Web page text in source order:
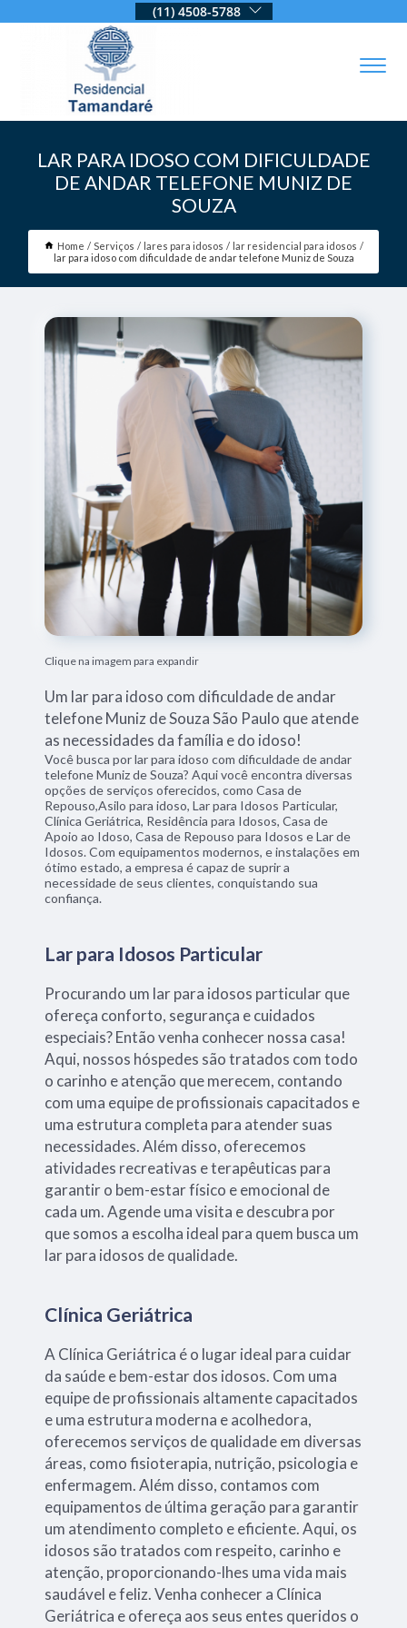
(11) 4508-5788
LAR PARA IDOSO COM DIFICULDADE
DE ANDAR TELEFONE MUNIZ DE
SOUZA
Home Serviços lares para idosos
lar residencial para idosos
lar para idoso com dificuldade de andar telefone Muniz de Souza
Clique na imagem para expandir
Um lar para idoso com dificuldade de andar
telefone Muniz de Souza São Paulo que atende
as necessidades da família e do idoso!
Você busca por lar para idoso com dificuldade de andar
telefone Muniz de Souza? Aqui você encontra diversas
opções de serviços oferecidos, como Casa de
Repouso,Asilo para idoso, Lar para Idosos Particular,
Clínica Geriátrica, Residência para Idosos, Casa de
Apoio ao Idoso, Casa de Repouso para Idosos e Lar de
Idosos. Com equipamentos modernos, e instalações em
ótimo estado, a empresa é capaz de suprir a
necessidade de seus clientes, conquistando sua
confiança.
Lar para Idosos Particular
Procurando um lar para idosos particular que
ofereça conforto, segurança e cuidados
especiais? Então venha conhecer nossa casa!
Aqui, nossos hóspedes são tratados com todo
o carinho e atenção que merecem, contando
com uma equipe de profissionais capacitados e
uma estrutura completa para atender suas
necessidades. Além disso, oferecemos
atividades recreativas e terapêuticas para
garantir o bem-estar físico e emocional de
cada um. Agende uma visita e descubra por
que somos a escolha ideal para quem busca um
lar para idosos de qualidade.
Clínica Geriátrica
A Clínica Geriátrica é o lugar ideal para cuidar
da saúde e bem-estar dos idosos. Com uma
equipe de profissionais altamente capacitados
e uma estrutura moderna e acolhedora,
oferecemos serviços de qualidade em diversas
áreas, como fisioterapia, nutrição, psicologia e
enfermagem. Além disso, contamos com
equipamentos de última geração para garantir
um atendimento completo e eficiente. Aqui, os
idosos são tratados com respeito, carinho e
atenção, proporcionando-lhes uma vida mais
saudável e feliz. Venha conhecer a Clínica
Geriátrica e ofereça aos seus entes queridos o